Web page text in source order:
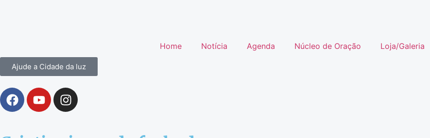
Home Notícia Agenda Núcleo de Oração Loja/Galeria
Ajude a Cidade da luz